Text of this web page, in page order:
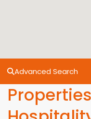
Advanced Search